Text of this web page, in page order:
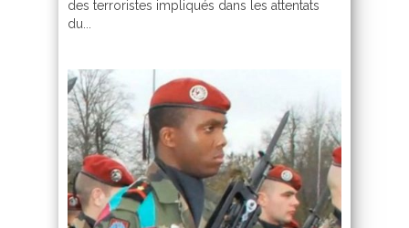
des terroristes impliqués dans les attentats
du...